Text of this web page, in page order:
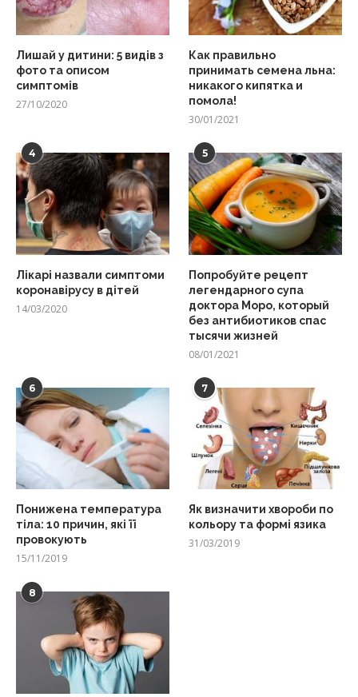
Лишай у дитини: 5 видів з
фото та описом
симптомів
27/10/2020
Как правильно
принимать семена льна:
никакого кипятка и
помола!
30/01/2021
4
Лікарі назвали симптоми
коронавірусу в дітей
14/03/2020
5
Попробуйте рецепт
легендарного супа
доктора Моро, который
без антибиотиков спас
тысячи жизней
08/01/2021
6
Понижена температура
тіла: 10 причин, які її
провокують
15/11/2019
7
Як визначити хвороби по
кольору та формі язика
31/03/2019
8